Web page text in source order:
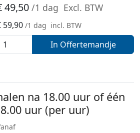
49,50 /1 dag Excl. BTW
59,90 /1 dag incl. BTW
In Offertemandje
na 18.00 uur of één
uur (per uur)